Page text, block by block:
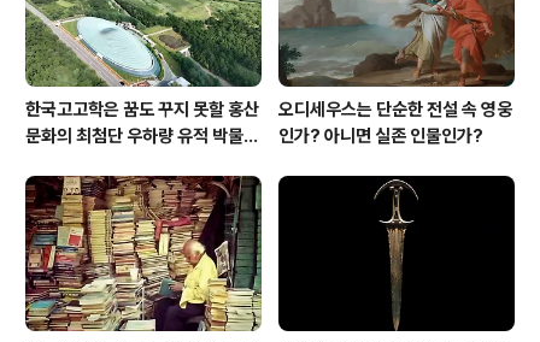
한국고고학은 꿈도 꾸지 못할 홍산
문화의 최첨단 우하량 유적 박물관
오디세우스는 단순한 전설 속 영웅
인가? 아니면 실존 인물인가?